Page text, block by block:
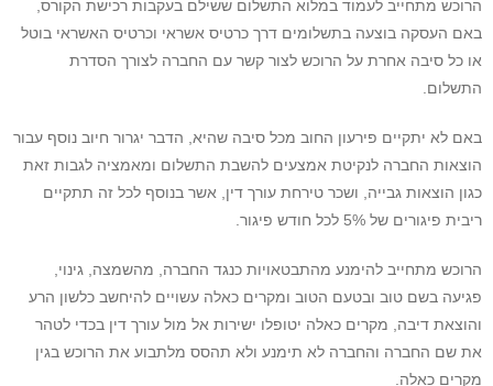
הרוכש מתחייב לעמוד במלוא התשלום ששילם בעקבות רכישת הקורס,
באם העסקה בוצעה בתשלומים דרך כרטיס אשראי וכרטיס האשראי בוטל
או כל סיבה אחרת על הרוכש לצור קשר עם החברה לצורך הסדרת
התשלום.
באם לא יתקיים פירעון החוב מכל סיבה שהיא, הדבר יגרור חיוב נוסף עבור
הוצאות החברה לנקיטת אמצעים להשבת התשלום ומאמציה לגבות זאת
כגון הוצאות גבייה, ושכר טירחת עורך דין, אשר בנוסף לכל זה תתקיים
ריבית פיגורים של 5% לכל חודש פיגור.
הרוכש מתחייב להימנע מהתבטאויות כנגד החברה, מהשמצה, גינוי,
פגיעה בשם טוב ובטעם הטוב ומקרים כאלה עשויים להיחשב כלשון הרע
והוצאת דיבה, מקרים כאלה יטופלו ישירות אל מול עורך דין בכדי לטהר
את שם החברה והחברה לא תימנע ולא תהסס מלתבוע את הרוכש בגין
מקרים כאלה.